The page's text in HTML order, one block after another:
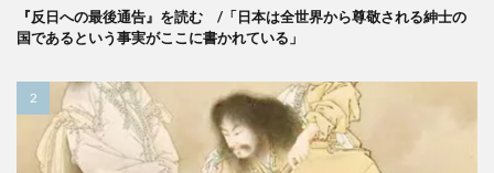
『反日への最後通告』を読む /「日本は全世界から尊敬される紳士の
国であるという事実がここに書かれている」